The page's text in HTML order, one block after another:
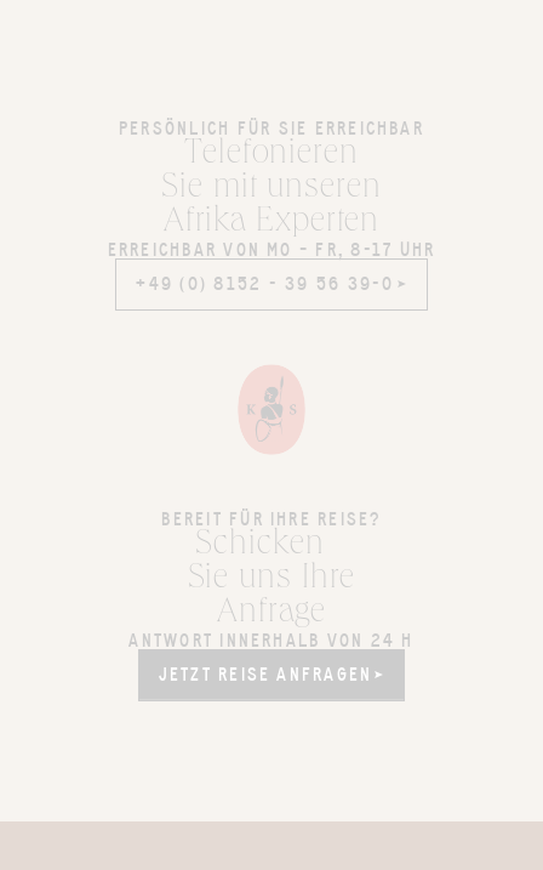
PERSÖNLICH FÜR SIE ERREICHBAR
Telefonieren
Sie mit unseren
Afrika Experten
ERREICHBAR VON MO – FR, 8-17 UHR
+49 (0) 8152 - 39 56 39-0
+49 (0) 8152 - 39 56 39-0
BEREIT FÜR IHRE REISE?
Schicken
Sie uns Ihre
Anfrage
ANTWORT INNERHALB VON 24 H
JETZT REISE ANFRAGEN
JETZT REISE ANFRAGEN